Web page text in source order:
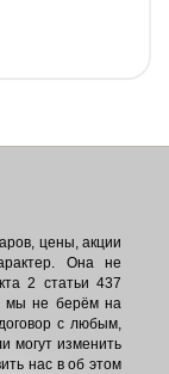
цены, акции
Она не
2 статьи 437
мы не берём на
с любым,
могут изменить
нас в об этом